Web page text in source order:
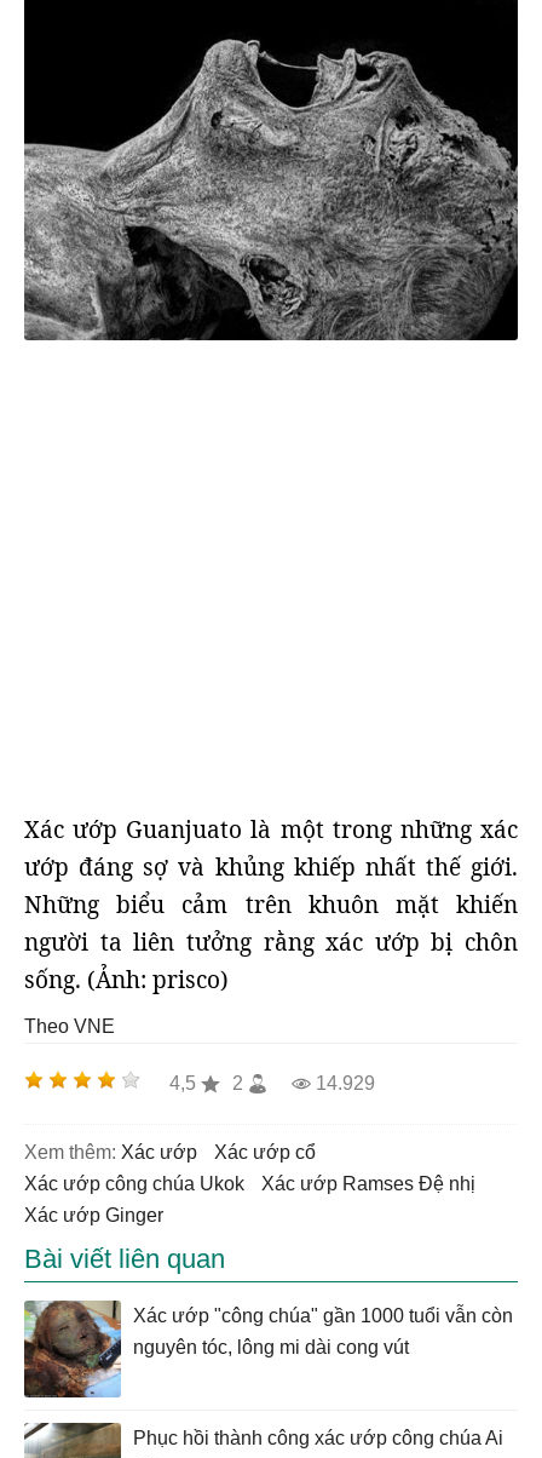
Xác ướp Guanjuato là một trong những xác
ướp đáng sợ và khủng khiếp nhất thế giới.
Những biểu cảm trên khuôn mặt khiến
người ta liên tưởng rằng xác ướp bị chôn
sống. (Ảnh: prisco)
Theo VNE
4,5 2 14.929
Xem thêm: xác ướp
xác ướp cổ
Xác ướp công chúa Ukok
Xác ướp Ramses Đệ nhị
Xác ướp Ginger
Bài viết liên quan
Xác ướp "công chúa" gần 1000 tuổi vẫn còn
nguyên tóc, lông mi dài cong vút
Phục hồi thành công xác ướp công chúa Ai